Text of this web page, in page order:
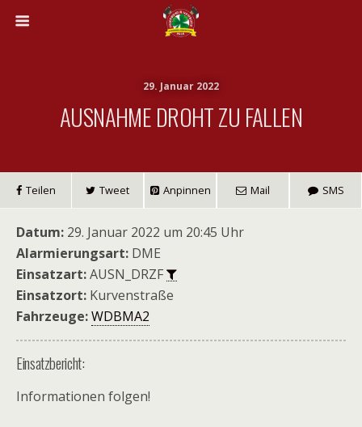
29. Januar 2022
AUSNAHME DROHT ZU FALLEN
Teilen Tweet Anpinnen Mail SMS
Datum: 29. Januar 2022 um 20:45 Uhr
Alarmierungsart: DME
Einsatzart:AUSN_DRZF
Einsatzort: Kurvenstraße
Fahrzeuge:WDBMA2
Einsatzbericht:
Informationen folgen!